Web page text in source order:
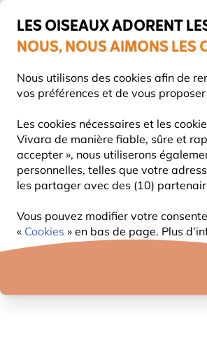
LES OISEAUX ADORENT
NOUS, NOUS AIMONS LES
Nous utilisons des cookies afin de
vos préférences et de vous
Les cookies nécessaires et les
Vivara de manière fiable, sûre et
accepter », nous utiliserons
personnelles, telles que votre
les partager avec des (10)
Vous pouvez modifier votre
« Cookies » en bas de page. Plus
Très bien noté dans 11 pays
Livraison express gratuite dès 59
NOURRITURE MANGEOIRES
Cadeaux 11463